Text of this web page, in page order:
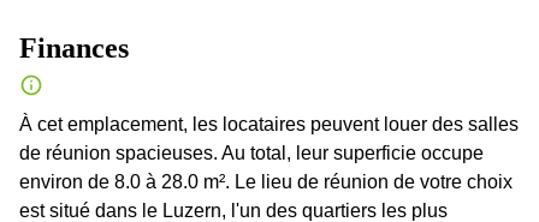
Finances
À cet emplacement, les locataires peuvent louer des salles
de réunion spacieuses. Au total, leur superficie occupe
environ de 8.0 à 28.0 m². Le lieu de réunion de votre choix
est situé dans le Luzern, l'un des quartiers les plus